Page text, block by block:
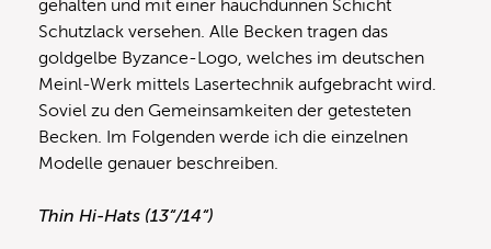
gehalten und mit einer hauchdünnen Schicht
Schutzlack versehen. Alle Becken tragen das
goldgelbe Byzance-Logo, welches im deutschen
Meinl-Werk mittels Lasertechnik aufgebracht wird.
Soviel zu den Gemeinsamkeiten der getesteten
Becken. Im Folgenden werde ich die einzelnen
Modelle genauer beschreiben.
Thin Hi-Hats (13“/14“)